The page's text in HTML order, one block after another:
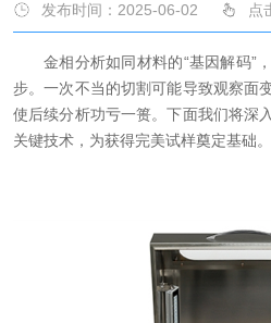
发布时间：2025-06-02 点
金相分析如同材料的“基因解码”
步。一次不当的切割可能导致观察面
使后续分析功亏一篑。下面我们将深
关键技术，为获得完美试样奠定基础。